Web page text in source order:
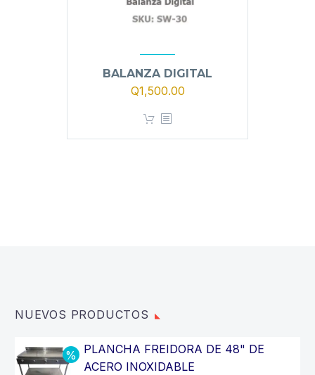
BALANZA DIGITAL
Q1,500.00
NUEVOS PRODUCTOS
PLANCHA FREIDORA DE 48" DE
ACERO INOXIDABLE